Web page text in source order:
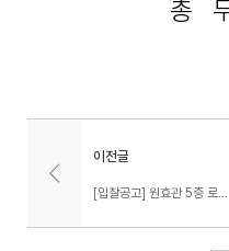
총
이전글
[입찰공고] 원효관 5층 로비 냉난방기 구입 및 설치 공사